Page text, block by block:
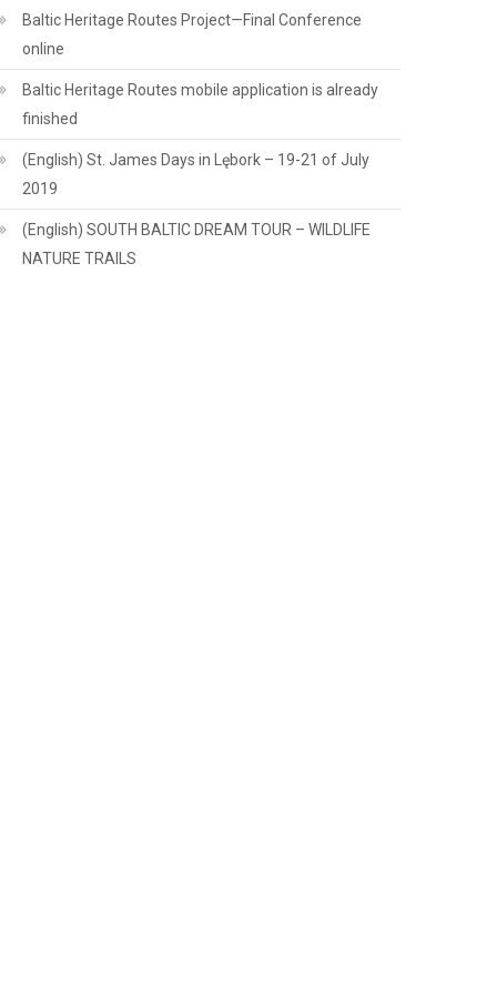
Baltic Heritage Routes Project—Final Conference
online
Baltic Heritage Routes mobile application is already
finished
(English) St. James Days in Lębork – 19-21 of July
2019
(English) SOUTH BALTIC DREAM TOUR – WILDLIFE
NATURE TRAILS